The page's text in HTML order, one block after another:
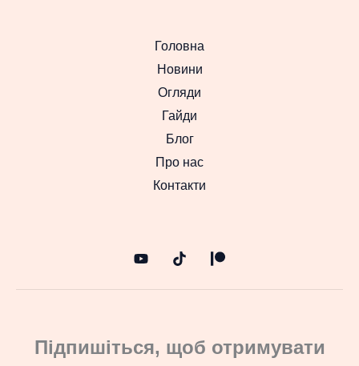
Головна
Новини
Огляди
Гайди
Блог
Про нас
Контакти
Підпишіться, щоб отримувати